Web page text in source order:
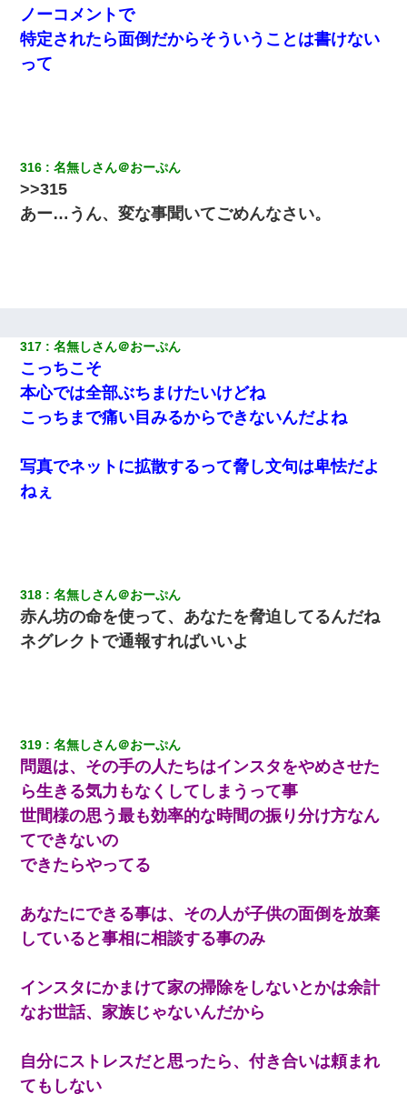
嫁が弁護士を連れてきて「悪いと思うなら慰謝料を払って離婚し
ろ」→ 俺「完全に恐喝になってますね」「お前、これが詐欺だっ
て知ってる？」
同じマンションに住んでる女性が鍵をわかりやすいところに隠し
ている事に気づいた俺「忍びこんでみよう！」→ 結果
スマホを与えられて、中学卒業する頃にはすっかり女叩きに洗脳
【復讐】義兄嫁「生活費、足りない分を貸してほしい」私「貸す
わけないでしょｗｗｗｗ」→ 理由を話したら泣き出して・・私
（あまりにも希望通り）
彼女との行為を録画した結果→衝撃の事実が判明したｗｗｗｗｗ
ｗ
旦那が長男のDNA鑑定をしたら血縁関係0%だった。旦那「やっぱ
りウワキしてたんだな…」長男「俺は誰の子供なの？」長女・次
男「ウワキ女！」
嫁の妹（26歳）がずっとウチに泊まりに来た結果→俺がヤバイｗ
ｗｗｗｗｗｗｗ
俺「初対面でなに言ったか覚えてる？」嫁「臭いんだよ！キモオ
タ？だっけ？」俺「だいたい合ってる。で、なんで告白してきた
の？」→
日曜日、会社の窓を見ると同僚の姿。俺（あれ？ディズニーシー
じゃ？）→俺電話「今何してんの？」同僚「シーで並んでるこ
と！」俺「会社にいない？」→次の瞬間、すごい鳥肌が立った
隣室のお婆ちゃん「下階からの異臭に困ってる、今もすっごく臭
い」私「変だなあ～なにも臭わないよ」→ その後。警察『絶対に
窓とドアを開けないで』
「お前の父ちゃんは自宅警備員」とかからかわれたけど、実はと
んでもない仕事に就いていた
ークですね！」俺（！？）
ノーコメントで
特定されたら面倒だからそういうことは書けない
って
316 名無しさん＠おーぷん
>>315
あー…うん、変な事聞いてごめんなさい。
317 名無しさん＠おーぷん
こっちこそ
本心では全部ぶちまけたいけどね
こっちまで痛い目みるからできないんだよね
写真でネットに拡散するって脅し文句は卑怯だよ
ねぇ
318 名無しさん＠おーぷん
赤ん坊の命を使って、あなたを脅迫してるんだね
ネグレクトで通報すればいいよ
319 名無しさん＠おーぷん
問題は、その手の人たちはインスタをやめさせた
ら生きる気力もなくしてしまうって事
世間様の思う最も効率的な時間の振り分け方なん
てできないの
できたらやってる
あなたにできる事は、その人が子供の面倒を放棄
していると事相に相談する事のみ
インスタにかまけて家の掃除をしないとかは余計
なお世話、家族じゃないんだから
自分にストレスだと思ったら、付き合いは頼まれ
てもしない